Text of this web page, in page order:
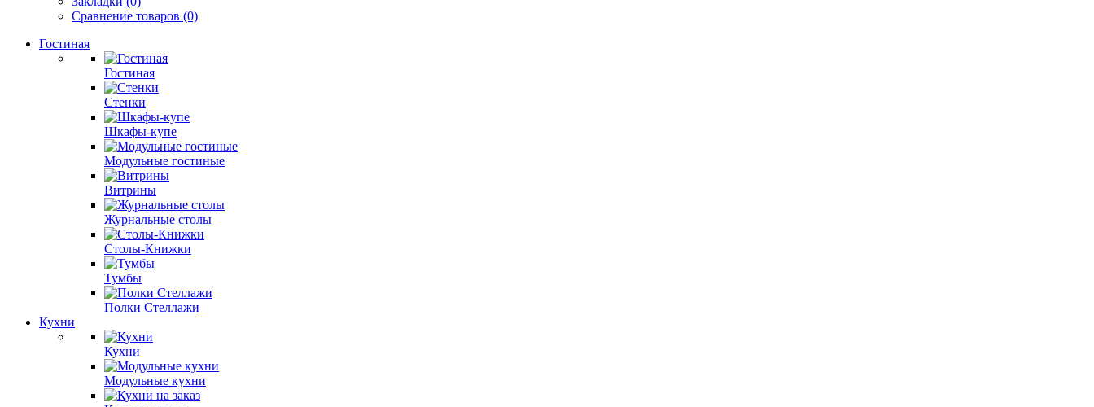
Сравнение товаров (0)
Гостиная
Гостиная
Стенки
Шкафы-купе
Модульные гостиные
Витрины
Журнальные столы
Столы-Книжки
Тумбы
Полки Стеллажи
Кухни
Кухни
Модульные кухни